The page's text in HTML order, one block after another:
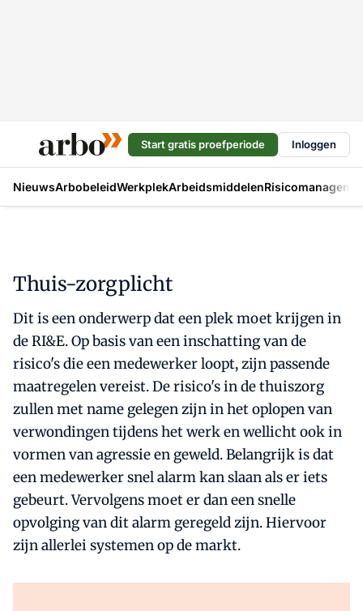
Start gratis proefperiode Inloggen
NieuwsArbobeleidWerkplekArbeidsmiddelen
Thuis-zorgplicht
Dit is een onderwerp dat een plek moet krijgen in
de RI&E. Op basis van een inschatting van de
risico's die een medewerker loopt, zijn passende
maatregelen vereist. De risico's in de thuiszorg
zullen met name gelegen zijn in het oplopen van
verwondingen tijdens het werk en wellicht ook in
vormen van agressie en geweld. Belangrijk is dat
een medewerker snel alarm kan slaan als er iets
gebeurt. Vervolgens moet er dan een snelle
opvolging van dit alarm geregeld zijn. Hiervoor
zijn allerlei systemen op de markt.